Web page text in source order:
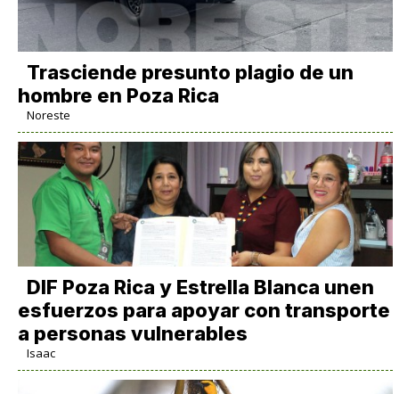
Trasciende presunto plagio de un
hombre en Poza Rica
Noreste
DIF Poza Rica y Estrella Blanca unen
esfuerzos para apoyar con transporte
a personas vulnerables
Isaac